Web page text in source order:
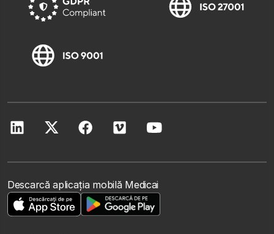
Descarcă aplicația mobilă Medicai